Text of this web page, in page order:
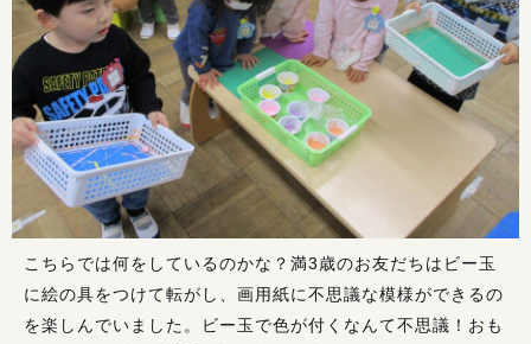
こちらでは何をしているのかな？満3歳のお友だちはビー玉
に絵の具をつけて転がし、画用紙に不思議な模様ができるの
を楽しんでいました。ビー玉で色が付くなんて不思議！おも